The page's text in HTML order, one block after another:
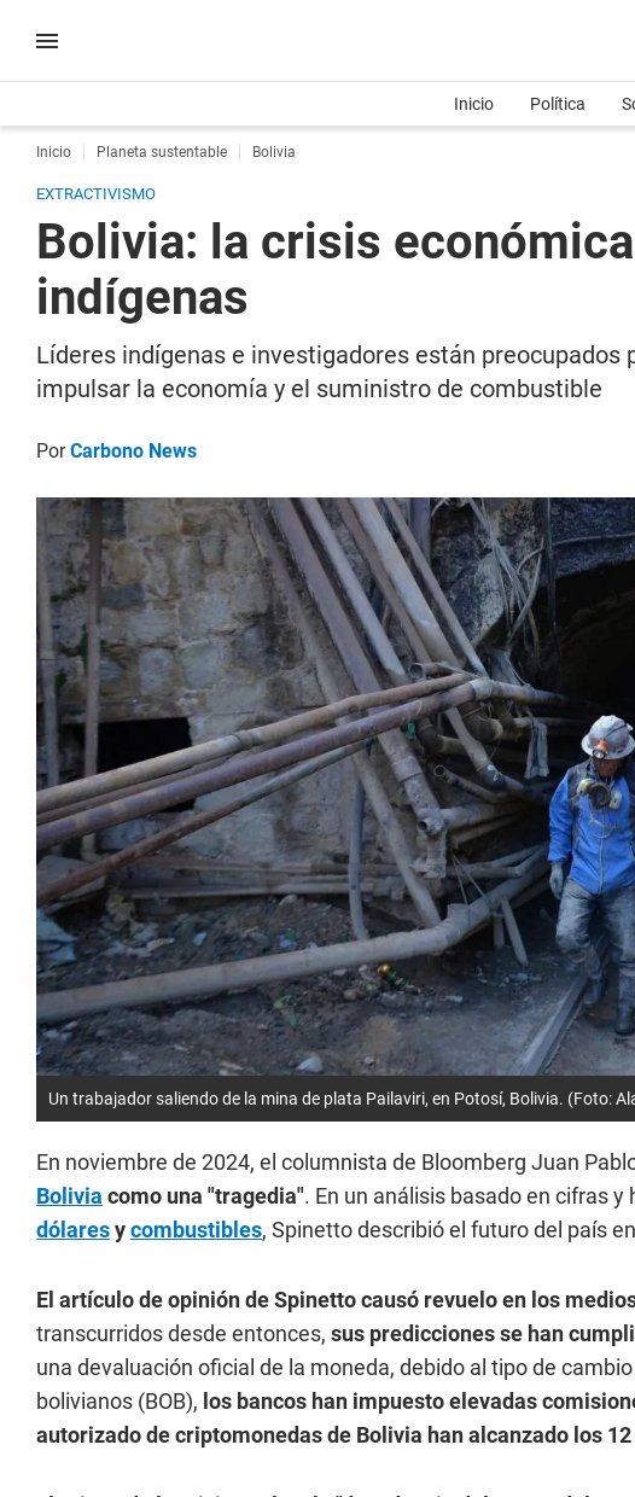
Inicio Política
Inicio Planeta sustentable Bolivia
EXTRACTIVISMO
Bolivia: la crisis
indígenas
Líderes indígenas e investigadores están
impulsar la economía y el suministro de combustible
PorCarbono News
Un trabajador saliendo de la mina de plata Pailaviri, en Potosí, Bolivia. (Foto:
En noviembre de 2024, el columnista de Bloomberg Juan
Bolivia como una "tragedia". En un análisis basado en cifras
dólaresycombustibles, Spinetto describió el futuro del país
El artículo de opinión de Spinetto causó revuelo en los
transcurridos desde entonces, sus predicciones se han
una devaluación oficial de la moneda, debido al tipo de
bolivianos (BOB), los bancos han impuesto elevadas
autorizado de criptomonedas de Bolivia han alcanzado los 12